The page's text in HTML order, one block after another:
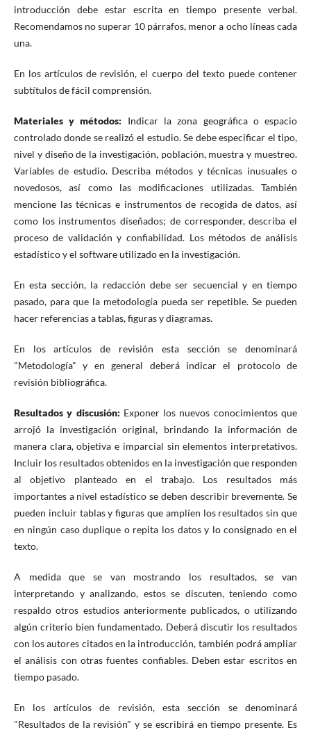
introducción debe estar escrita en tiempo presente verbal.
Recomendamos no superar 10 párrafos, menor a ocho líneas cada
una.
En los artículos de revisión, el cuerpo del texto puede contener
subtítulos de fácil comprensión.
Materiales y métodos: Indicar la zona geográfica o espacio
controlado donde se realizó el estudio. Se debe especificar el tipo,
nivel y diseño de la investigación, población, muestra y muestreo.
Variables de estudio. Describa métodos y técnicas inusuales o
novedosos, así como las modificaciones utilizadas. También
mencione las técnicas e instrumentos de recogida de datos, así
como los instrumentos diseñados; de corresponder, describa el
proceso de validación y confiabilidad. Los métodos de análisis
estadístico y el software utilizado en la investigación.
En esta sección, la redacción debe ser secuencial y en tiempo
pasado, para que la metodología pueda ser repetible. Se pueden
hacer referencias a tablas, figuras y diagramas.
En los artículos de revisión esta sección se denominará
"Metodología" y en general deberá indicar el protocolo de
revisión bibliográfica.
Resultados y discusión: Exponer los nuevos conocimientos que
arrojó la investigación original, brindando la información de
manera clara, objetiva e imparcial sin elementos interpretativos.
Incluir los resultados obtenidos en la investigación que responden
al objetivo planteado en el trabajo. Los resultados más
importantes a nivel estadístico se deben describir brevemente. Se
pueden incluir tablas y figuras que amplíen los resultados sin que
en ningún caso duplique o repita los datos y lo consignado en el
texto.
A medida que se van mostrando los resultados, se van
interpretando y analizando, estos se discuten, teniendo como
respaldo otros estudios anteriormente publicados, o utilizando
algún criterio bien fundamentado. Deberá discutir los resultados
con los autores citados en la introducción, también podrá ampliar
el análisis con otras fuentes confiables. Deben estar escritos en
tiempo pasado.
En los artículos de revisión, esta sección se denominará
"Resultados de la revisión" y se escribirá en tiempo presente. Es